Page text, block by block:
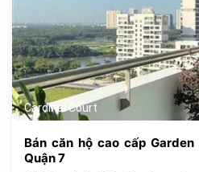
Cardinal Court
Bán căn hộ cao cấp
Quận 7